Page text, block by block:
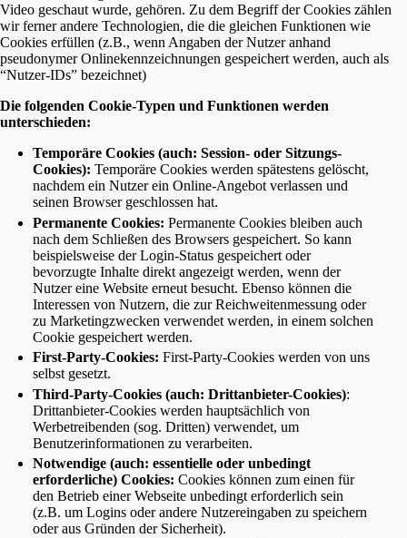
Video geschaut wurde, gehören. Zu dem Begriff der Cookies zählen
wir ferner andere Technologien, die die gleichen Funktionen wie
Cookies erfüllen (z.B., wenn Angaben der Nutzer anhand
pseudonymer Onlinekennzeichnungen gespeichert werden, auch als
“Nutzer-IDs” bezeichnet)
Die folgenden Cookie-Typen und Funktionen werden
unterschieden:
Temporäre Cookies (auch: Session- oder Sitzungs-
Cookies): Temporäre Cookies werden spätestens gelöscht,
nachdem ein Nutzer ein Online-Angebot verlassen und
seinen Browser geschlossen hat.
Permanente Cookies: Permanente Cookies bleiben auch
nach dem Schließen des Browsers gespeichert. So kann
beispielsweise der Login-Status gespeichert oder
bevorzugte Inhalte direkt angezeigt werden, wenn der
Nutzer eine Website erneut besucht. Ebenso können die
Interessen von Nutzern, die zur Reichweitenmessung oder
zu Marketingzwecken verwendet werden, in einem solchen
Cookie gespeichert werden.
First-Party-Cookies: First-Party-Cookies werden von uns
selbst gesetzt.
Third-Party-Cookies (auch: Drittanbieter-Cookies):
Drittanbieter-Cookies werden hauptsächlich von
Werbetreibenden (sog. Dritten) verwendet, um
Benutzerinformationen zu verarbeiten.
Notwendige (auch: essentielle oder unbedingt
erforderliche) Cookies: Cookies können zum einen für
den Betrieb einer Webseite unbedingt erforderlich sein
(z.B. um Logins oder andere Nutzereingaben zu speichern
oder aus Gründen der Sicherheit).